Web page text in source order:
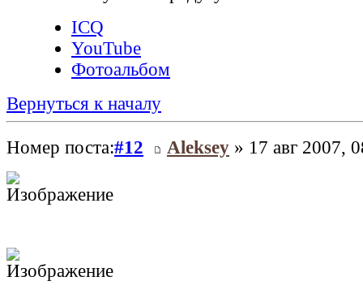
ICQ
YouTube
Фотоальбом
Вернуться к началу
Номер поста:#12 Aleksey » 17 авг 2007,